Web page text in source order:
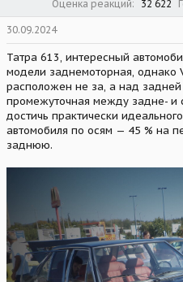
Оценка реакций 32 622
30.09.2024
Татра 613, интересный
модели заднемоторная, однако
расположен не за, а над
промежуточная между задне- и
достичь практически
автомобиля по осям — 45 % на
заднюю.